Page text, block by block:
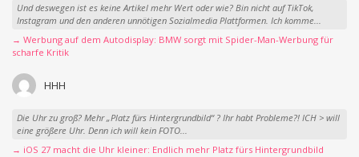
Und deswegen ist es keine Artikel mehr Wert oder wie? Bin nicht auf TikTok,
Instagram und den anderen unnötigen Sozialmedia Plattformen. Ich komme...
→ Werbung auf dem Autodisplay: BMW sorgt mit Spider-Man-Werbung für
scharfe Kritik
HHH
Die Uhr zu groß? Mehr „Platz fürs Hintergrundbild“ ? Ihr habt Probleme?! ICH > will
eine größere Uhr. Denn ich will kein FOTO...
→ iOS 27 macht die Uhr kleiner: Endlich mehr Platz fürs Hintergrundbild